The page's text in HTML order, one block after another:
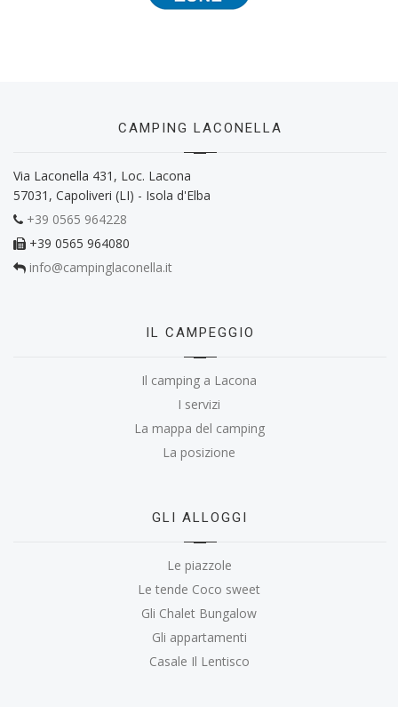
CAMPING LACONELLA
Via Laconella 431, Loc. Lacona
57031, Capoliveri (LI) - Isola d'Elba
+39 0565 964228
+39 0565 964080
info@campinglaconella.it
IL CAMPEGGIO
Il camping a Lacona
I servizi
La mappa del camping
La posizione
GLI ALLOGGI
Le piazzole
Le tende Coco sweet
Gli Chalet Bungalow
Gli appartamenti
Casale Il Lentisco